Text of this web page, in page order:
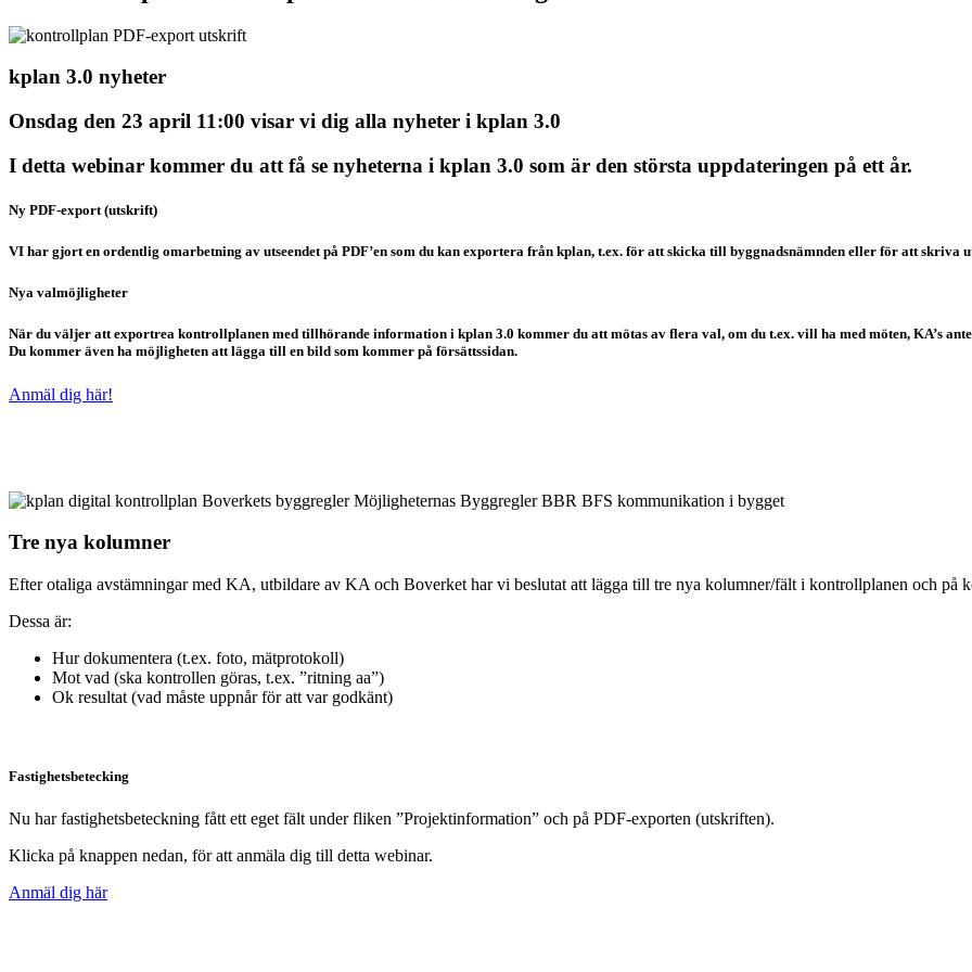
kplan 3.0 nyheter
Onsdag den 23 april 11:00 visar vi dig alla nyheter i kplan 3.0
I detta webinar kommer du att få se nyheterna i kplan 3.0 som är den största uppdateringen på ett år.
Ny PDF-export (utskrift)
VI har gjort en ordentlig omarbetning av utseendet på PDF’en som du kan exportera från kplan, t.ex. för att skicka till byggnadsnämnden eller för att skriva
Nya valmöjligheter
När du väljer att exportrea kontrollplanen med tillhörande information i kplan 3.0 kommer du att mötas av flera val, om du t.ex. vill ha med möten, KA’s
Du kommer även ha möjligheten att lägga till en bild som kommer på försättssidan.
Anmäl dig här!
Tre nya kolumner
Efter otaliga avstämningar med KA, utbildare av KA och Boverket har vi beslutat att lägga till tre nya kolumner/fält i kontrollplanen och på
Dessa är:
Hur dokumentera (t.ex. foto, mätprotokoll)
Mot vad (ska kontrollen göras, t.ex. ”ritning aa”)
Ok resultat (vad måste uppnår för att var godkänt)
Fastighetsbetecking
Nu har fastighetsbeteckning fått ett eget fält under fliken ”Projektinformation” och på PDF-exporten (utskriften).
Klicka på knappen nedan, för att anmäla dig till detta webinar.
Anmäl dig här